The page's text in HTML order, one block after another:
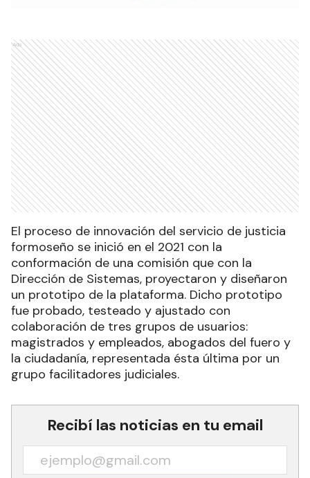
Ads
El proceso de innovación del servicio de justicia
formoseño se inició en el 2021 con la
conformación de una comisión que con la
Dirección de Sistemas, proyectaron y diseñaron
un prototipo de la plataforma. Dicho prototipo
fue probado, testeado y ajustado con
colaboración de tres grupos de usuarios:
magistrados y empleados, abogados del fuero y
la ciudadanía, representada ésta última por un
grupo facilitadores judiciales.
Recibí las noticias en tu email